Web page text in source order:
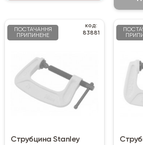
ПОСТАЧАННЯ
ПРИПИНЕНЕ
код:
83881
Струбцина Stanley